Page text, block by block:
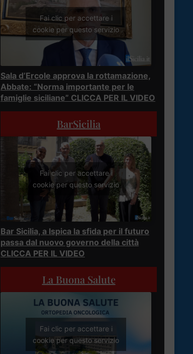
Fai clic per accettare i
cookie per questo servizio
Sala d’Ercole approva la rottamazione,
Abbate: “Norma importante per le
famiglie siciliane” CLICCA PER IL VIDEO
BarSicilia
Fai clic per accettare i
cookie per questo servizio
Bar Sicilia, a Ispica la sfida per il futuro
passa dal nuovo governo della città
CLICCA PER IL VIDEO
La Buona Salute
Fai clic per accettare i
cookie per questo servizio